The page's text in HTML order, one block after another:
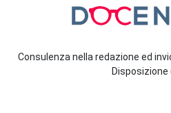
Consulenza nella redazione ed
Disposizione